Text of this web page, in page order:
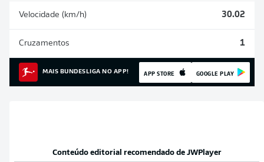
Velocidade (km/h) 30.02
Cruzamentos 1
MAIS BUNDESLIGA NO APP! APP STORE GOOGLE PLAY
Conteúdo editorial recomendado de JWPlayer